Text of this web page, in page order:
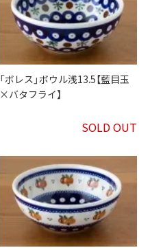
「ボレス」ボウル浅13.5【藍目玉
×バタフライ】
SOLD OUT